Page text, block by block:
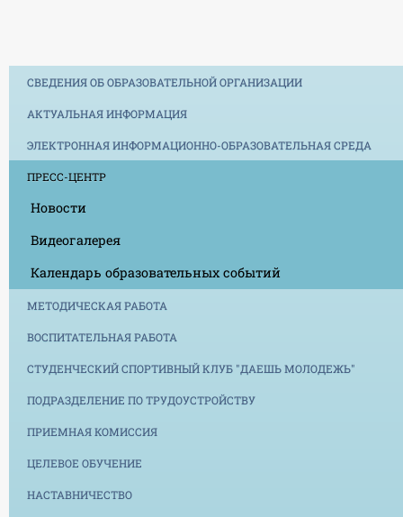
СВЕДЕНИЯ ОБ ОБРАЗОВАТЕЛЬНОЙ ОРГАНИЗАЦИИ
АКТУАЛЬНАЯ ИНФОРМАЦИЯ
ЭЛЕКТРОННАЯ ИНФОРМАЦИОННО-ОБРАЗОВАТЕЛЬНАЯ СРЕДА
ПРЕСС-ЦЕНТР
Новости
Видеогалерея
Календарь образовательных событий
МЕТОДИЧЕСКАЯ РАБОТА
ВОСПИТАТЕЛЬНАЯ РАБОТА
СТУДЕНЧЕСКИЙ СПОРТИВНЫЙ КЛУБ "ДАЕШЬ МОЛОДЕЖЬ"
ПОДРАЗДЕЛЕНИЕ ПО ТРУДОУСТРОЙСТВУ
ПРИЕМНАЯ КОМИССИЯ
ЦЕЛЕВОЕ ОБУЧЕНИЕ
НАСТАВНИЧЕСТВО